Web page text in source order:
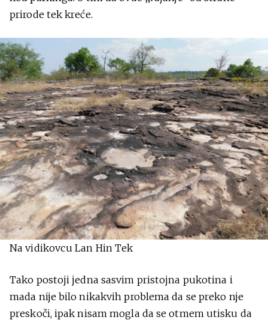
prirode tek kreće.
Na vidikovcu Lan Hin Tek
Tako postoji jedna sasvim pristojna pukotina i
mada nije bilo nikakvih problema da se preko nje
preskoči, ipak nisam mogla da se otmem utisku da